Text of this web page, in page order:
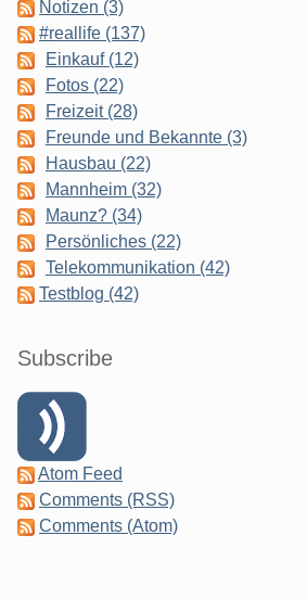
Notizen (3)
#reallife (137)
Einkauf (12)
Fotos (22)
Freizeit (28)
Freunde und Bekannte (3)
Hausbau (22)
Mannheim (32)
Maunz? (34)
Persönliches (22)
Telekommunikation (42)
Testblog (42)
Subscribe
Atom Feed
Comments (RSS)
Comments (Atom)